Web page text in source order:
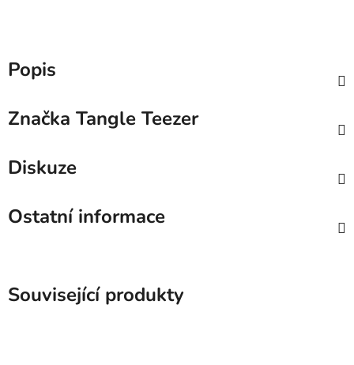
Popis
Značka Tangle Teezer
Diskuze
Ostatní informace
Související produkty